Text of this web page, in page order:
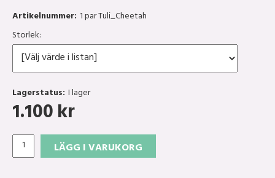
Artikelnummer: 1 par Tuli_Cheetah
Storlek:
Lagerstatus: I lager
1.100kr
LÄGG I VARUKORG